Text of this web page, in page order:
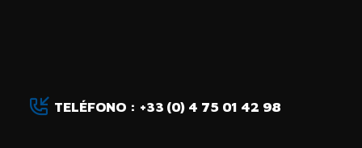
TELÉFONO : +33 (0) 4 75 01 42 98